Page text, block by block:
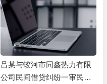
吕某与蛟河市同鑫热力有限
公司民间借贷纠纷一审民事